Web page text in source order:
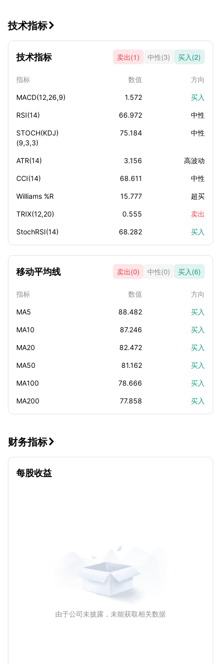
技术指标
技术指标 卖出(1) 中性(3) 买入(2)
指标 数值 方向
MACD(12,26,9) 1.572 买入
RSI(14) 66.972 中性
STOCH(KDJ)
(9,3,3)
75.184 中性
ATR(14) 3.156 高波动
CCI(14) 68.611 中性
Williams %R 15.777 超买
TRIX(12,20) 0.555 卖出
StochRSI(14) 68.282 买入
移动平均线 卖出(0) 中性(0) 买入(6)
指标 数值 方向
MA5 88.482 买入
MA10 87.246 买入
MA20 82.472 买入
MA50 81.162 买入
MA100 78.666 买入
MA200 77.858 买入
财务指标
每股收益
由于公司未披露，未能获取相关数据